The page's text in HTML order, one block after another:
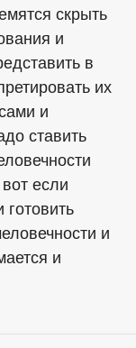
скрыть
и
в
их
и
ставить
если
готовить
и
и